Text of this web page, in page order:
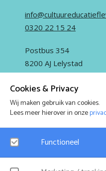
Cookies & Privacy
Wij maken gebruik van cookies.
Lees meer hierover in onze
Functioneel
0320 22 15 24
Postbus 354
8200 AJ Lelystad